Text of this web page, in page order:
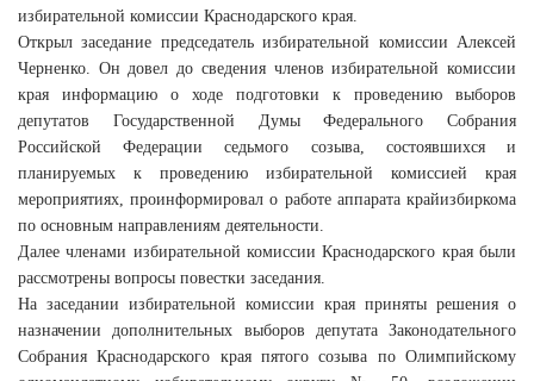
избирательной комиссии Краснодарского края.
Открыл заседание председатель избирательной комиссии Алексей
Черненко. Он довел до сведения членов избирательной комиссии
края информацию о ходе подготовки к проведению выборов
депутатов Государственной Думы Федерального Собрания
Российской Федерации седьмого созыва, состоявшихся и
планируемых к проведению избирательной комиссией края
мероприятиях, проинформировал о работе аппарата крайизбиркома
по основным направлениям деятельности.
Далее членами избирательной комиссии Краснодарского края были
рассмотрены вопросы повестки заседания.
На заседании избирательной комиссии края приняты решения о
назначении дополнительных выборов депутата Законодательного
Собрания Краснодарского края пятого созыва по Олимпийскому